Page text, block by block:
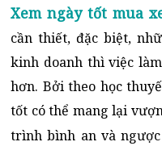
Xem ngày tốt mua
cần thiết, đặc biệt,
kinh doanh thì việc
hơn. Bởi theo học
tốt có thể mang lại
trình bình an và